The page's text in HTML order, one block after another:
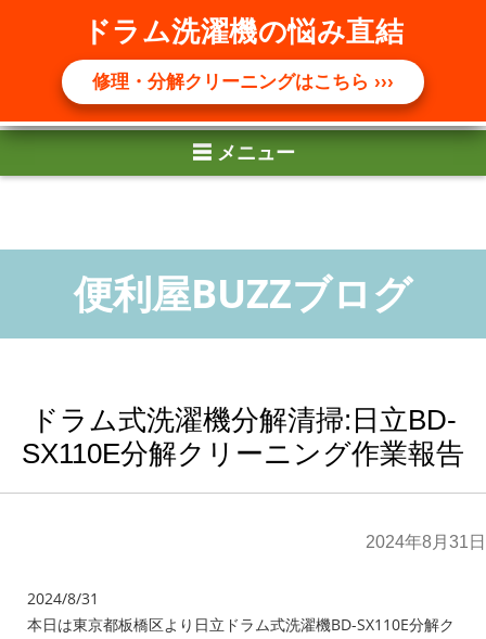
☰ メニュー
ドラム洗濯機の悩み直結
修理・分解クリーニングはこちら ›››
ドラム式洗濯機分解清掃:日立BD-
SX110E分解クリーニング作業報告
2024年8月31日
2024/8/31
本日は東京都板橋区より日立ドラム式洗濯機BD-SX110E分解ク